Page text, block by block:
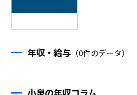
年収・給与 （0件のデータ）